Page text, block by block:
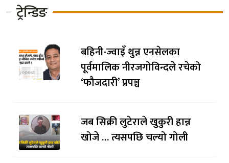
ट्रेन्डिङ
बहिनी-ज्वाइँ थुन्न एनसेलका
पूर्वमालिक नीरजगोविन्दले रचेको
‘फौजदारी’ प्रपञ्च
जब सिक्री लुटेराले खुकुरी हान्न
खोजे … त्यसपछि चल्यो गोली